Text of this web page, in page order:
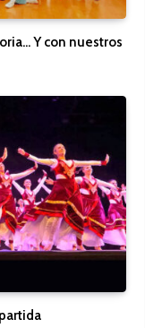
Y con nuestros